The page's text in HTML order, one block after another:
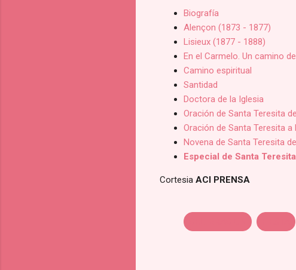
Biografía
Alençon (1873 - 1877)
Lisieux (1877 - 1888)
En el Carmelo. Un camino
Camino espiritual
Santidad
Doctora de la Iglesia
Oración de Santa Teresita
Oración de Santa Teresita a
Novena de Santa Teresita
Especial de Santa
Cortesia ACI PRENSA